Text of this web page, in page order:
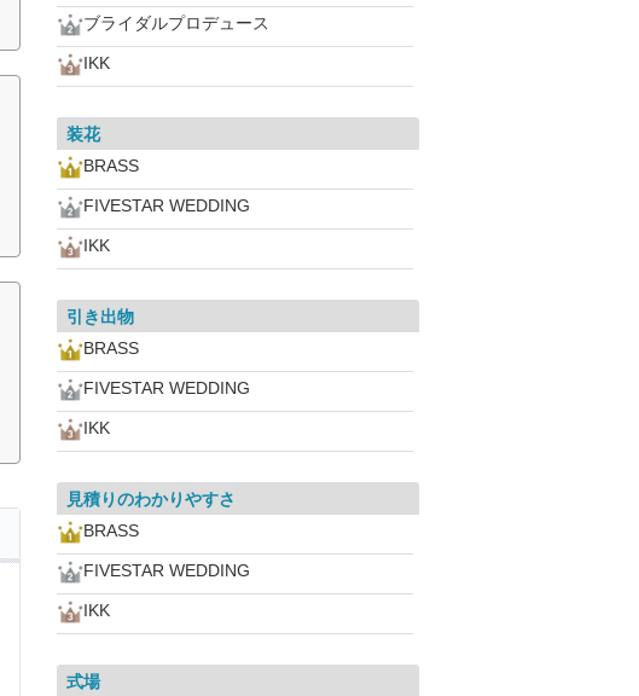
ブライダルプロデュース
IKK
装花
BRASS
FIVESTAR WEDDING
IKK
引き出物
BRASS
FIVESTAR WEDDING
IKK
見積りのわかりやすさ
BRASS
FIVESTAR WEDDING
IKK
式場